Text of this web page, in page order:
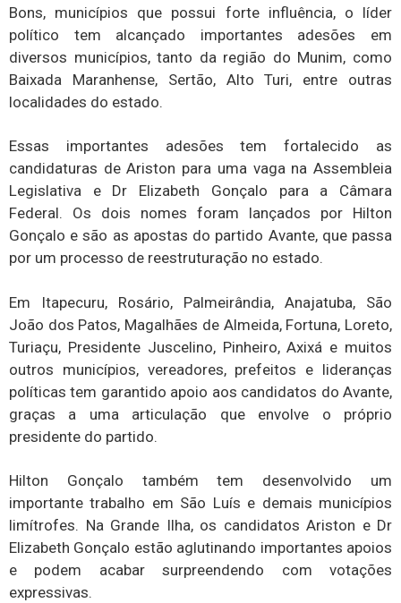
Bons, municípios que possui forte influência, o líder
político tem alcançado importantes adesões em
diversos municípios, tanto da região do Munim, como
Baixada Maranhense, Sertão, Alto Turi, entre outras
localidades do estado.
Essas importantes adesões tem fortalecido as
candidaturas de Ariston para uma vaga na Assembleia
Legislativa e Dr Elizabeth Gonçalo para a Câmara
Federal. Os dois nomes foram lançados por Hilton
Gonçalo e são as apostas do partido Avante, que passa
por um processo de reestruturação no estado.
Em Itapecuru, Rosário, Palmeirândia, Anajatuba, São
João dos Patos, Magalhães de Almeida, Fortuna, Loreto,
Turiaçu, Presidente Juscelino, Pinheiro, Axixá e muitos
outros municípios, vereadores, prefeitos e lideranças
políticas tem garantido apoio aos candidatos do Avante,
graças a uma articulação que envolve o próprio
presidente do partido.
Hilton Gonçalo também tem desenvolvido um
importante trabalho em São Luís e demais municípios
limítrofes. Na Grande Ilha, os candidatos Ariston e Dr
Elizabeth Gonçalo estão aglutinando importantes apoios
e podem acabar surpreendendo com votações
expressivas.